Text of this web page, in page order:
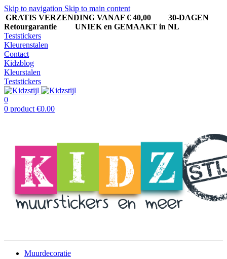
Skip to navigation Skip to main content
GRATIS VERZENDING VANAF € 40,00
30-DAGEN
Retourgarantie UNIEK en GEMAAKT in NL
Teststickers
Kleurenstalen
Contact
Kidzblog
Kleurstalen
Teststickers
0
0 product €0.00
Muurdecoratie